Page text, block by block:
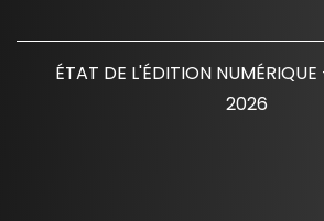
ÉTAT DE L'ÉDITION
2026